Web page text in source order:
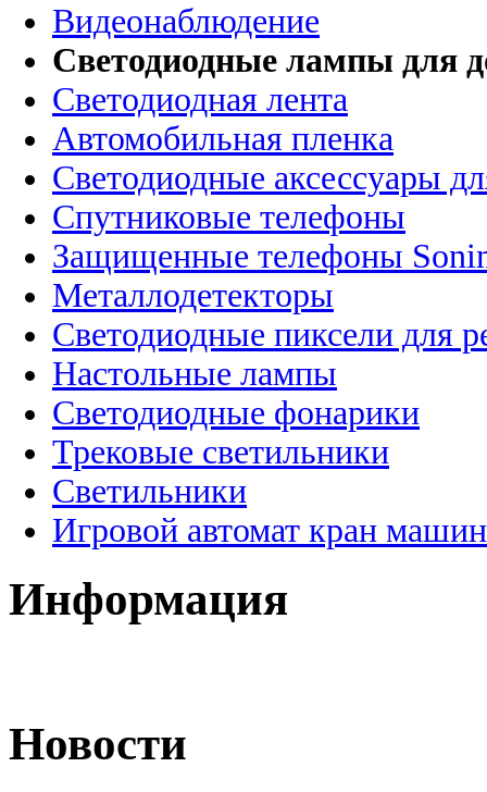
Видеонаблюдение
Светодиодные лампы для
Светодиодная лента
Автомобильная пленка
Светодиодные аксессуары
Спутниковые телефоны
Защищенные телефоны
Металлодетекторы
Светодиодные пиксели для
Настольные лампы
Светодиодные фонарики
Трековые светильники
Светильники
Игровой автомат кран
Информация
Новости